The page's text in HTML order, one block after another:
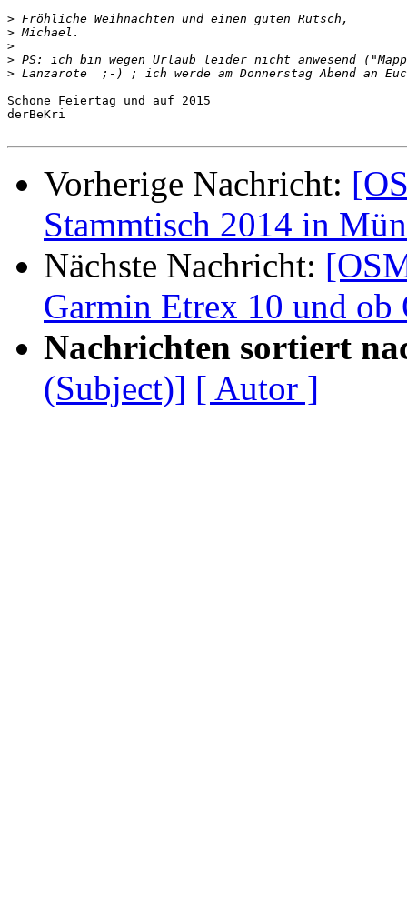
>
>
>
>
>
Schöne Feiertag und auf 2015
derBeKri
Vorherige Nachricht:
Stammtisch 2014 in
Nächste Nachricht:
Garmin Etrex 10 und ob
Nachrichten sortiert
(Subject)] [ Autor ]